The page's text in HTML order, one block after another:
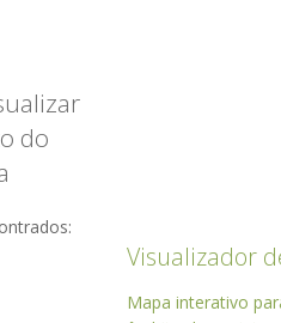
do
Visualizador
Mapa interativo